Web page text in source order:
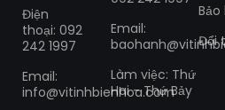
Điện
thoại: 092
242 1997
Email:
info@vitinhbienhoa.com
Email:
Làm việc: Thứ
Hai - Thứ Bảy
Đổi